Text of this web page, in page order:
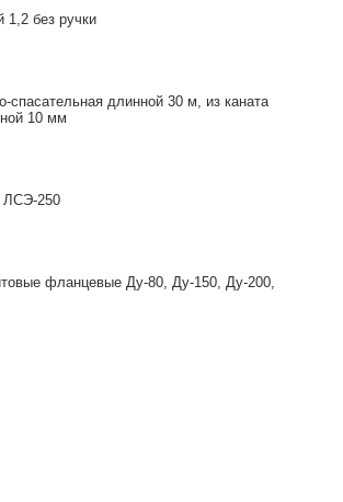
1,2 без ручки
спасательная длинной 30 м, из каната
10 мм
ЛСЭ-250
фланцевые Ду-80, Ду-150, Ду-200,